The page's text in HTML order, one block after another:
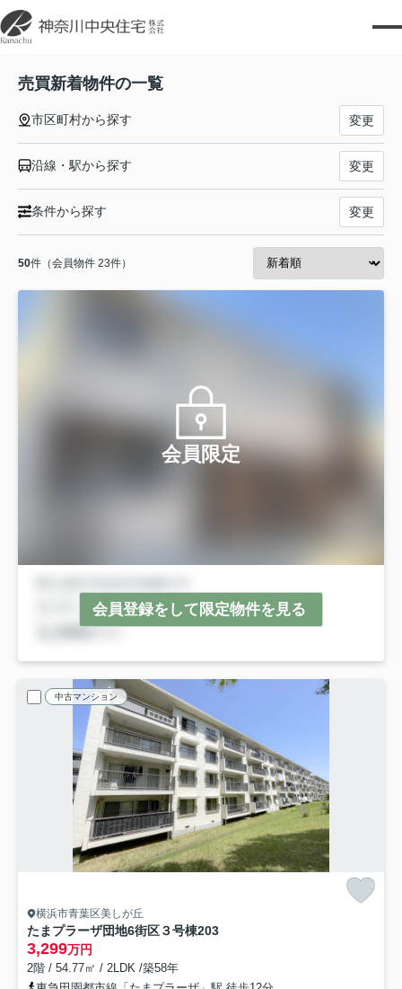
売買新着物件の一覧
市区町村から探す 変更
沿線・駅から探す 変更
条件から探す 変更
50件（会員物件 23件）
会員限定
会員登録をして限定物件を見る
中古マンション
横浜市青葉区美しが丘
たまプラーザ団地6街区３号棟203
3,299万円
2階 / 54.77㎡ / 2LDK /築58年